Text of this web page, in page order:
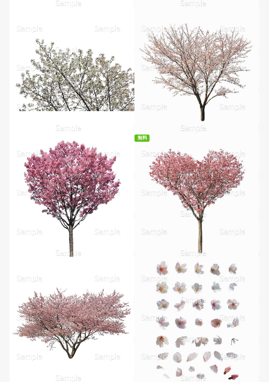
無料
無料ダウンロード